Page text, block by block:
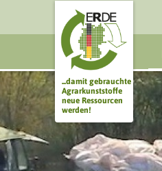
...damit gebrauchte
Agrarkunststoffe
neue Ressourcen
werden!